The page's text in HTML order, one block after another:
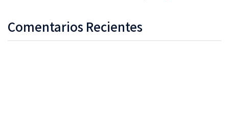
Comentarios Recientes